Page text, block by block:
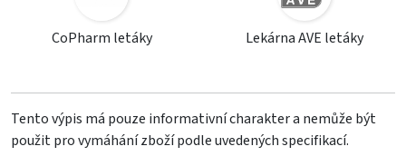
CoPharm letáky Lekárna AVE letáky
Tento výpis má pouze informativní charakter a nemůže být
použit pro vymáhání zboží podle uvedených specifikací.